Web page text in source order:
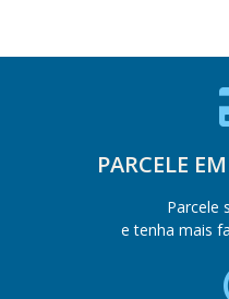
PARCELE
Parcele
e tenha mais